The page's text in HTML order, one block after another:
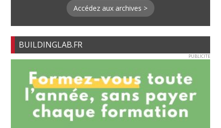
Accédez aux archives >
BUILDINGLAB.FR
PUBLICITE